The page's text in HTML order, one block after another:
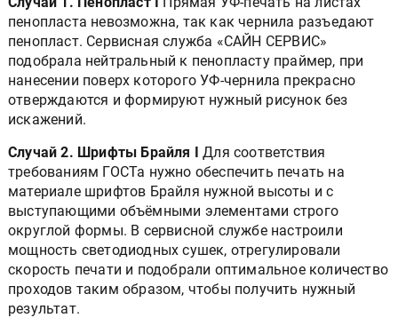
пенопласта невозможна, так как чернила разъедают
пенопласт. Сервисная служба «САЙН СЕРВИС»
подобрала нейтральный к пенопласту праймер, при
нанесении поверх которого УФ-чернила прекрасно
отверждаются и формируют нужный рисунок без
искажений.
Случай 2. Шрифты Брайля ІДля соответствия
требованиям ГОСТа нужно обеспечить печать на
материале шрифтов Брайля нужной высоты и с
выступающими объёмными элементами строго
округлой формы. В сервисной службе настроили
мощность светодиодных сушек, отрегулировали
скорость печати и подобрали оптимальное количество
проходов таким образом, чтобы получить нужный
результат.